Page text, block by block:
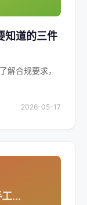
知道的三件
解合规要求，
2026-05-17